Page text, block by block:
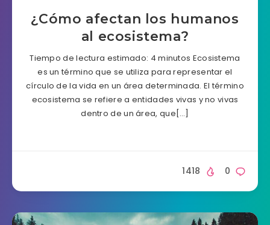
¿Cómo afectan los humanos
al ecosistema?
Tiempo de lectura estimado: 4 minutos Ecosistema
es un término que se utiliza para representar el
círculo de la vida en un área determinada. El término
ecosistema se refiere a entidades vivas y no vivas
dentro de un área, que[…]
0
1418